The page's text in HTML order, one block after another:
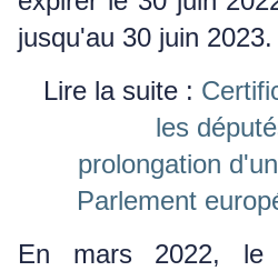
jusqu'au 30 juin 2023.
Lire la suite :
les
prolongation
Parlement
En mars 2022, le